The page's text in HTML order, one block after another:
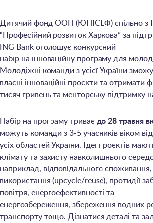
Дитячий фонд ООН (ЮНІСЕФ) спільно з
“Професійний розвиток Харкова” за
ING Bank оголошує конкурсний
набір на інноваційну програму для
Молодіжні команди з усієї України
власні інноваційні проєкти та отримати
тисяч гривень та менторську підтримку
Набір на програму триває до 28 травня
можуть команди з 3-5 учасників віком
усіх областей України. Ідеї проєктів
клімату та захисту навколишнього
наприклад, відповідального
використання (upcycle/reuse), протидії
повітря, енергоефективності та
енергозбереження, збереження водних
транспорту тощо. Дізнатися деталі та